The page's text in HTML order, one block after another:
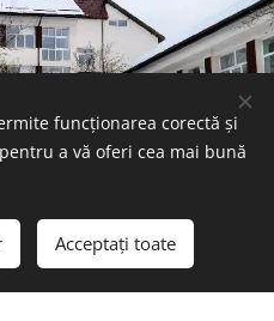
site-ul nostru!
Începeți
funcționarea corectă și
a vă oferi cea mai bună
Acceptați toate